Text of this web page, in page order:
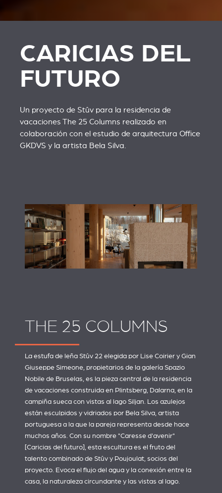
CARICIAS DEL
FUTURO
Un proyecto de Stûv para la residencia de
vacaciones The 25 Columns realizado en
colaboración con el estudio de arquitectura Office
GKDVS y la artista Bela Silva
THE 25 COLUMNS
La estufa de leña Stûv 22 elegida por Lise Coirier y Gian
Giuseppe Simeone, propietarios de la galeríaSpazio
Nobilede Bruselas, es la pieza central de la residencia
de vacaciones construida en Plintsberg, Dalarna, en la
campiña sueca con vistas al lago Siljan. Los azulejos
están esculpidos y vidriados por Bela Silva , artista
portuguesa a la que la pareja representa desde hace
muchos años. Con su nombre "Caresse d'avenir"
[Caricias del futuro], esta escultura es el fruto del
talento combinado de Stûv y Poujoulat, socios del
proyecto. Evoca el flujo del agua y la conexión entre la
casa, la naturaleza circundante y las vistas al lago.